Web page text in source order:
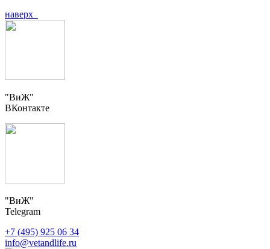
наверх
"ВиЖ"
ВКонтакте
"ВиЖ"
Telegram
+7 (495) 925 06 34
info@vetandlife.ru